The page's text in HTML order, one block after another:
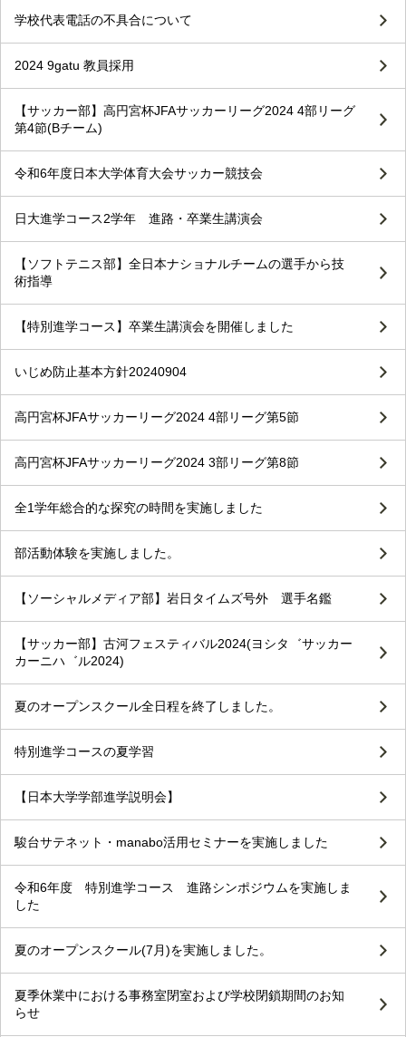
学校代表電話の不具合について
2024 9gatu 教員採用
【サッカー部】高円宮杯JFAサッカーリーグ2024 4部リーグ
第4節(Bチーム)
令和6年度日本大学体育大会サッカー競技会
日大進学コース2学年 進路・卒業生講演会
【ソフトテニス部】全日本ナショナルチームの選手から技
術指導
【特別進学コース】卒業生講演会を開催しました
いじめ防止基本方針20240904
高円宮杯JFAサッカーリーグ2024 4部リーグ第5節
高円宮杯JFAサッカーリーグ2024 3部リーグ第8節
全1学年総合的な探究の時間を実施しました
部活動体験を実施しました。
【ソーシャルメディア部】岩日タイムズ号外 選手名鑑
【サッカー部】古河フェスティバル2024(ヨシタ゛サッカー
カーニハ゛ル2024)
夏のオープンスクール全日程を終了しました。
特別進学コースの夏学習
【日本大学学部進学説明会】
駿台サテネット・manabo活用セミナーを実施しました
令和6年度 特別進学コース 進路シンポジウムを実施しま
した
夏のオープンスクール(7月)を実施しました。
夏季休業中における事務室閉室および学校閉鎖期間のお知
らせ